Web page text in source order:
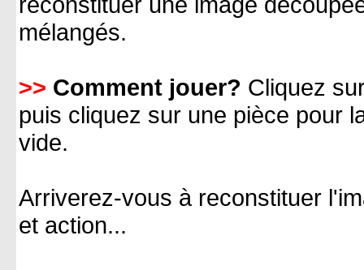
mélangés.
>> Comment jouer? Cliquez
puis cliquez sur une pièce pour
vide.
Arriverez-vous à reconstituer
et action...